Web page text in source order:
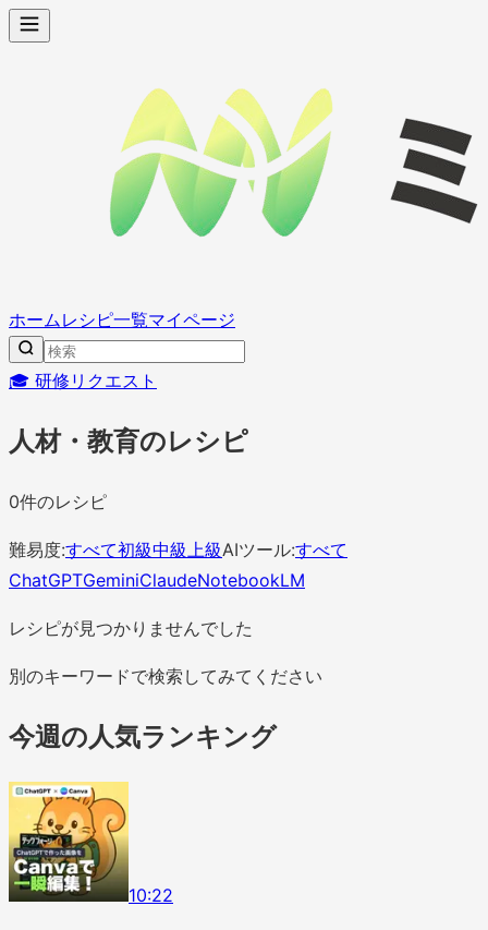
ホームレシピ一覧マイページ
🎓 研修リクエスト
人材・教育のレシピ
0件のレシピ
難易度:すべて初級中級 上級AIツール:すべて
ChatGPTGeminiClaudeNotebookLM
レシピが見つかりませんでした
別のキーワードで検索してみてください
今週の人気ランキング
10:22